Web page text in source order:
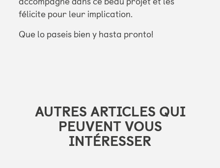
félicite pour leur implication.
Que lo paseis bien y hasta pronto!
AUTRES ARTICLES QUI
PEUVENT VOUS
INTÉRESSER